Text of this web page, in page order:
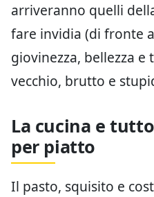
arriveranno quelli
fare invidia (di fronte
giovinezza, bellezza e
vecchio, brutto e
La cucina e
per piatto
Il pasto, squisito e